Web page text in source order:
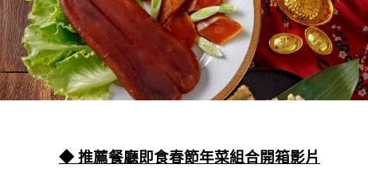
◆ 推薦餐廳即食春節年菜組合開箱影片